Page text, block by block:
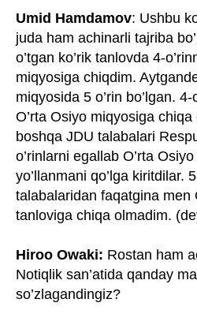
Umid Hamdamov: Ushbu
juda ham achinarli tajriba
o’tgan ko’rik tanlovda 4-
miqyosiga chiqdim.
miqyosida 5 o’rin bo’lgan. 4-
O’rta Osiyo miqyosiga
boshqa JDU talabalari
o’rinlarni egallab O’rta
yo’llanmani qo’lga kiritdilar.
talabalaridan faqatgina men
tanloviga chiqa olmadim.
Hiroo Owaki: Rostan ham
Notiqlik san’atida qanday
so’zlagandingiz?